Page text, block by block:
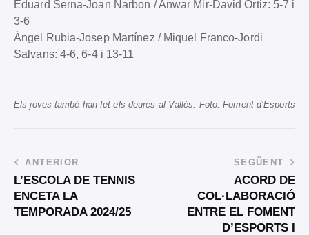
Eduard Serna-Joan Narbon / Anwar Mir-David Ortiz: 5-7 i
3-6
Àngel Rubia-Josep Martínez / Miquel Franco-Jordi
Salvans: 4-6, 6-4 i 13-11
Els joves també han fet els deures al Vallès. Foto: Foment d’Esports
ANTERIOR
L’ESCOLA DE TENNIS
ENCETA LA
TEMPORADA 2024/25
SEGÜENT
ACORD DE
COL·LABORACIÓ
ENTRE EL FOMENT
D’ESPORTS I